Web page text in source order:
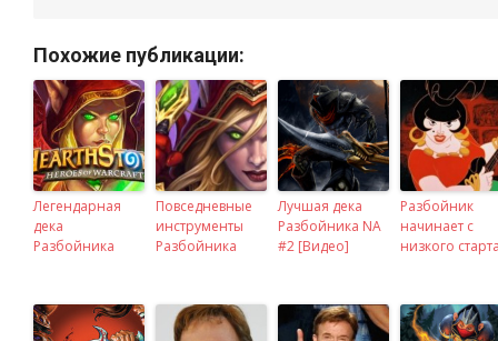
Похожие публикации:
Легендарная
дека
Разбойника
Повседневные
инструменты
Разбойника
Лучшая дека
Разбойника NA
#2 [Видео]
Разбойник
начинает с
низкого